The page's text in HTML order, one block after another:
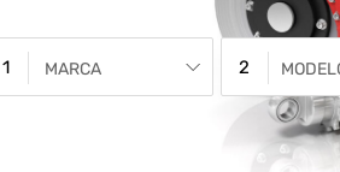
MARCA